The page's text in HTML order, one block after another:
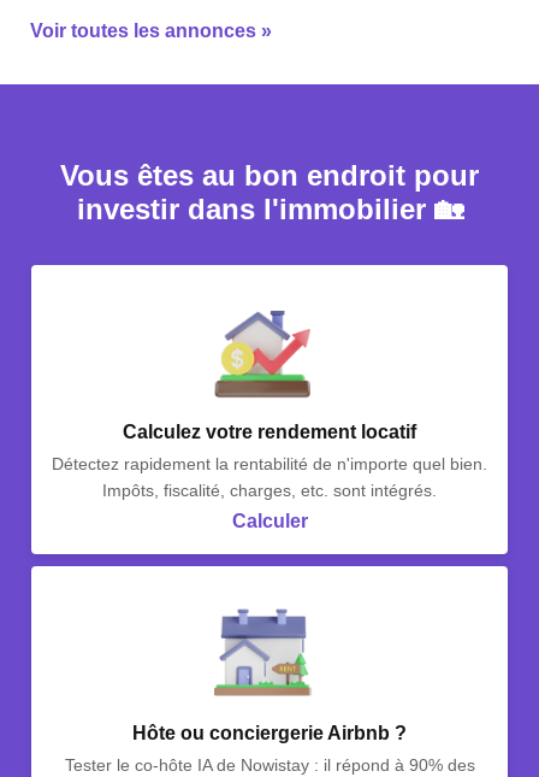
Voir toutes les annonces »
Vous êtes au bon endroit pour
investir dans l'immobilier 🏡
Calculez votre rendement locatif
Détectez rapidement la rentabilité de n'importe quel bien.
Impôts, fiscalité, charges, etc. sont intégrés.
Calculer
Hôte ou conciergerie Airbnb ?
Tester le co-hôte IA de Nowistay : il répond à 90% des